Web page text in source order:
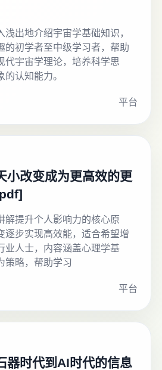
浅出地介绍宇宙学基础知识，
的初学者至中级学习者，帮助
代宇宙学理论，培养科学思
认知能力。
平台
小改变成为更高效的更
解提升个人影响力的核心原
逐步实现高效能，适合希望增
业人士，内容涵盖心理学基
策略，帮助学习
平台
器时代到AI时代的信息